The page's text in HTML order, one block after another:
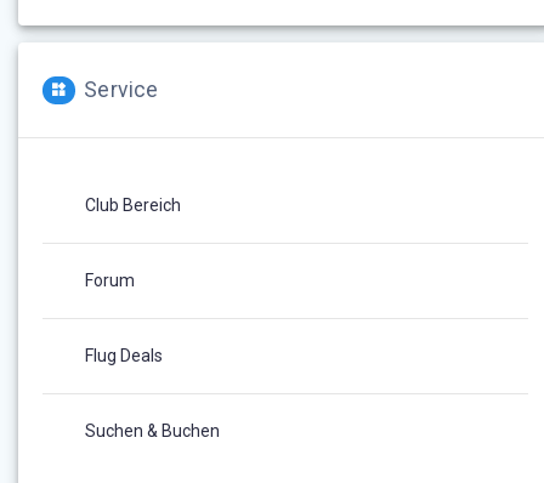
Service
Club Bereich
Forum
Flug Deals
Suchen & Buchen